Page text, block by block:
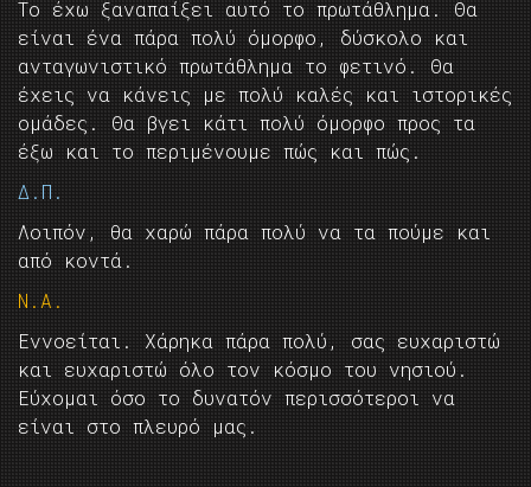
Το έχω ξαναπαίξει αυτό το πρωτάθλημα. Θα
είναι ένα πάρα πολύ όμορφο, δύσκολο και
ανταγωνιστικό πρωτάθλημα το φετινό. Θα
έχεις να κάνεις με πολύ καλές και ιστορικές
ομάδες. Θα βγει κάτι πολύ όμορφο προς τα
έξω και το περιμένουμε πώς και πώς.
Δ.Π.
Λοιπόν, θα χαρώ πάρα πολύ να τα πούμε και
από κοντά.
Ν.Α.
Εννοείται. Χάρηκα πάρα πολύ, σας ευχαριστώ
και ευχαριστώ όλο τον κόσμο του νησιού.
Εύχομαι όσο το δυνατόν περισσότεροι να
είναι στο πλευρό μας.